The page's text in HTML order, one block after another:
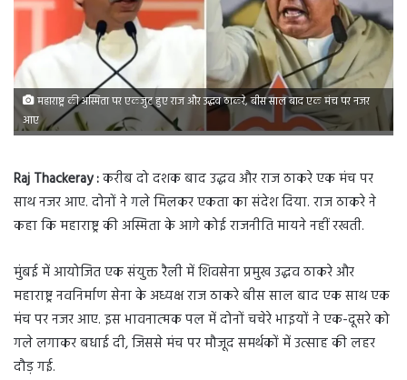
महाराष्ट्र की अस्मिता पर एकजुट हुए राज और उद्धव ठाकरे, बीस साल बाद एक मंच पर नजर
आए
Raj Thackeray :करीब दो दशक बाद उद्धव और राज ठाकरे एक मंच पर
साथ नजर आए. दोनों ने गले मिलकर एकता का संदेश दिया. राज ठाकरे ने
कहा कि महाराष्ट्र की अस्मिता के आगे कोई राजनीति मायने नहीं रखती.
मुंबई में आयोजित एक संयुक्त रैली में शिवसेना प्रमुख उद्धव ठाकरे और
महाराष्ट्र नवनिर्माण सेना के अध्यक्ष राज ठाकरे बीस साल बाद एक साथ एक
मंच पर नजर आए. इस भावनात्मक पल में दोनों चचेरे भाइयों ने एक-दूसरे को
गले लगाकर बधाई दी, जिससे मंच पर मौजूद समर्थकों में उत्साह की लहर
दौड़ गई.